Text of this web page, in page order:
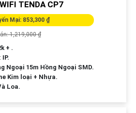
TENDA CP7
Mại: 853,300 ₫
1,219,000 ₫
+ .
IP.
Ngoại 15m Hồng Ngoại SMD.
Kim loại + Nhựa.
Loa.